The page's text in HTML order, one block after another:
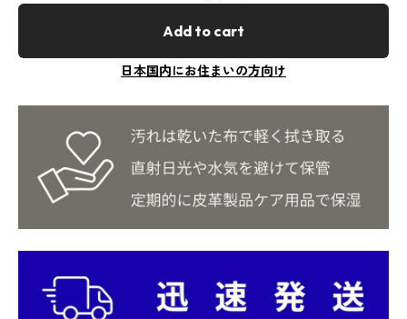
Add to cart
日本国内にお住まいの方向け